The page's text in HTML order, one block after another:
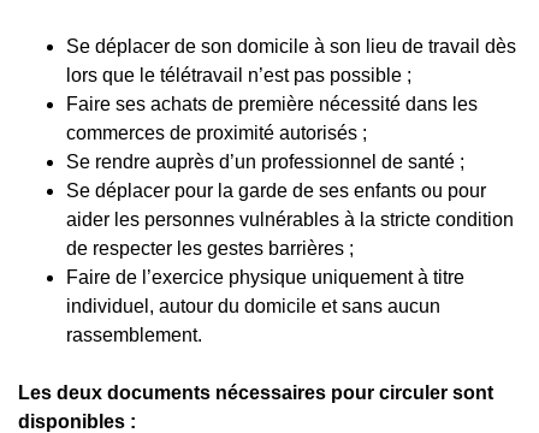
Se déplacer de son domicile à son lieu de travail dès
lors que le télétravail n’est pas possible ;
Faire ses achats de première nécessité dans les
commerces de proximité autorisés ;
Se rendre auprès d’un professionnel de santé ;
Se déplacer pour la garde de ses enfants ou pour
aider les personnes vulnérables à la stricte condition
de respecter les gestes barrières ;
Faire de l’exercice physique uniquement à titre
individuel, autour du domicile et sans aucun
rassemblement.
Les deux documents nécessaires pour circuler sont
disponibles :